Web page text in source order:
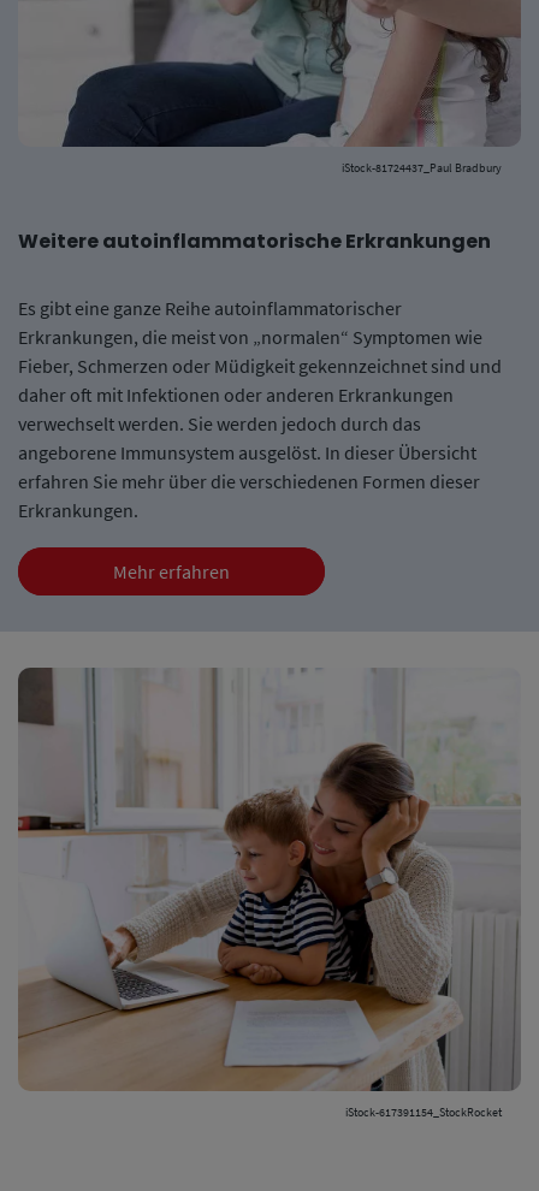
iStock-81724437_Paul Bradbury
Weitere autoinflammatorische Erkrankungen
Es gibt eine ganze Reihe autoinflammatorischer
Erkrankungen, die meist von „normalen“ Symptomen wie
Fieber, Schmerzen oder Müdigkeit gekennzeichnet sind und
daher oft mit Infektionen oder anderen Erkrankungen
verwechselt werden. Sie werden jedoch durch das
angeborene Immunsystem ausgelöst. In dieser Übersicht
erfahren Sie mehr über die verschiedenen Formen dieser
Erkrankungen.
Mehr erfahren
iStock-617391154_StockRocket